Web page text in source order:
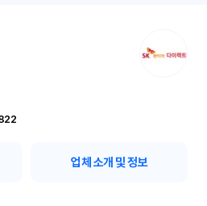
업체 소개 및 정보